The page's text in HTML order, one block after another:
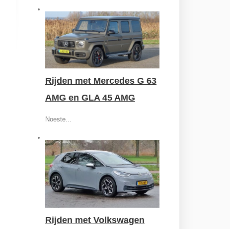
Rijden met Mercedes G 63
AMG en GLA 45 AMG
Noeste...
Rijden met Volkswagen